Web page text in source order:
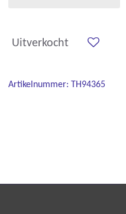
Uitverkocht
Artikelnummer: TH94365